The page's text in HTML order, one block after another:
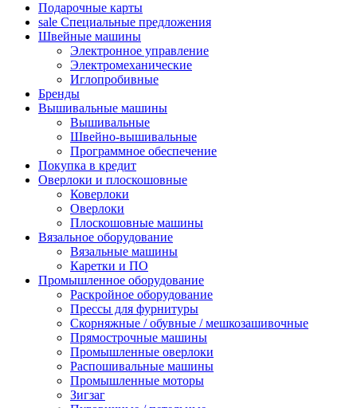
Подарочные карты
sale Специальные предложения
Швейные машины
Электронное управление
Электромеханические
Иглопробивные
Бренды
Вышивальные машины
Вышивальные
Швейно-вышивальные
Программное обеспечение
Покупка в кредит
Оверлоки и плоскошовные
Коверлоки
Оверлоки
Плоскошовные машины
Вязальное оборудование
Вязальные машины
Каретки и ПО
Промышленное оборудование
Раскройное оборудование
Прессы для фурнитуры
Скорняжные / обувные / мешкозашивочные
Прямострочные машины
Промышленные оверлоки
Распошивальные машины
Промышленные моторы
Зигзаг